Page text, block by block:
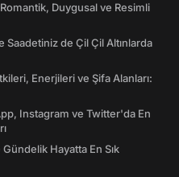
Duygusal ve Resimli
Saadetiniz de Çil Çil Altınlarda
Enerjileri ve Şifa Alanları:
Instagram ve Twitter'da En
Hayatta En Sık